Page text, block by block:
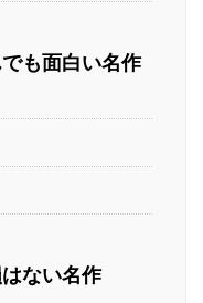
も面白い名作
ない名作